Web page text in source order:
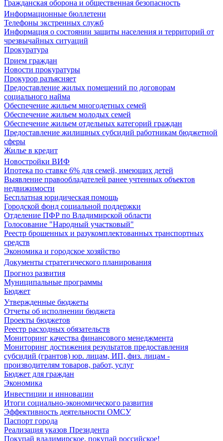
Гражданская оборона и общественная безопасность
Информационные бюллетени
Телефоны экстренных служб
Информация о состоянии защиты населения и территорий от
чрезвычайных ситуаций
Прокуратура
Прием граждан
Новости прокуратуры
Прокурор разъясняет
Предоставление жилых помещений по договорам
социального найма
Обеспечение жильем многодетных семей
Обеспечение жильем молодых семей
Обеспечение жильем отдельных категорий граждан
Предоставление жилищных субсидий работникам бюджетной
сферы
Жилье в кредит
Новостройки ВИФ
Ипотека по ставке 6% для семей, имеющих детей
Выявление правообладателей ранее учтенных объектов
недвижимости
Бесплатная юридическая помощь
Городской фонд социальной поддержки
Отделение ПФР по Владимирской области
Голосование "Народный участковый"
Реестр брошенных и разукомплектованных транспортных
средств
Экономика и городское хозяйство
Документы стратегического планирования
Прогноз развития
Муниципальные программы
Бюджет
Утвержденные бюджеты
Отчеты об исполнении бюджета
Проекты бюджетов
Реестр расходных обязательств
Мониторинг качества финансового менеджмента
Мониторинг достижения результатов предоставления
субсидий (грантов) юр. лицам, ИП, физ. лицам -
производителям товаров, работ, услуг
Бюджет для граждан
Экономика
Инвестиции и инновации
Итоги социально-экономического развития
Эффективность деятельности ОМСУ
Паспорт города
Реализация указов Президента
Покупай владимирское, покупай российское!